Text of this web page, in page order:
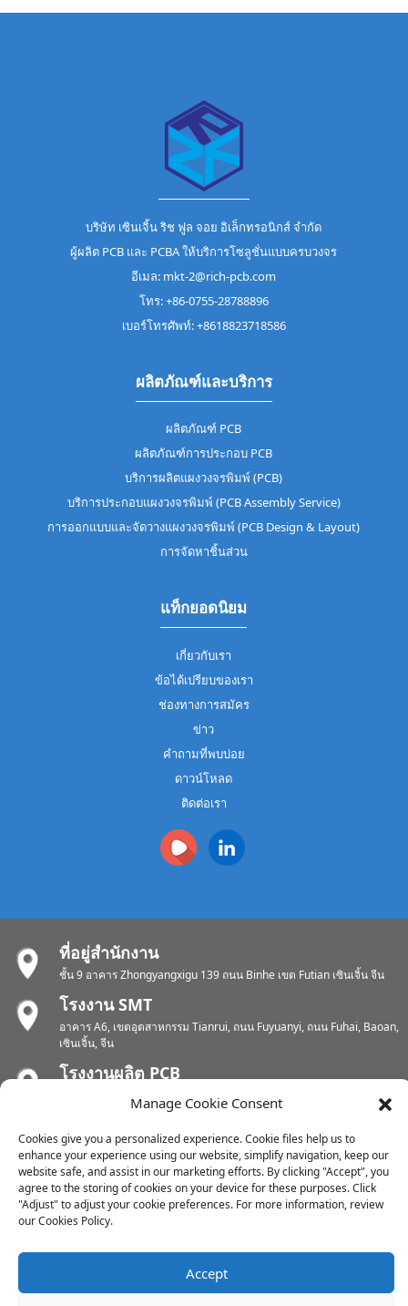
บริษัท เซินเจิ้น ริช ฟูล จอย อิเล็กทรอนิกส์ จำกัด
ผู้ผลิต PCB และ PCBA ให้บริการโซลูชั่นแบบครบวงจร
อีเมล: mkt-2@rich-pcb.com
โทร: +86-0755-28788896
เบอร์โทรศัพท์: +8618823718586
ผลิตภัณฑ์และบริการ
ผลิตภัณฑ์ PCB
ผลิตภัณฑ์การประกอบ PCB
บริการผลิตแผงวงจรพิมพ์ (PCB)
บริการประกอบแผงวงจรพิมพ์ (PCB Assembly Service)
การออกแบบและจัดวางแผงวงจรพิมพ์ (PCB Design & Layout)
การจัดหาชิ้นส่วน
แท็กยอดนิยม
เกี่ยวกับเรา
ข้อได้เปรียบของเรา
ช่องทางการสมัคร
ข่าว
คำถามที่พบบ่อย
ดาวน์โหลด
ติดต่อเรา
ที่อยู่สำนักงาน
ชั้น 9 อาคาร Zhongyangxigu 139 ถนน Binhe เขต Futian เซินเจิ้น จีน
โรงงาน SMT
อาคาร A6, เขตอุตสาหกรรม Tianrui, ถนน Fuyuanyi, ถนน Fuhai, Baoan,
เซินเจิ้น, จีน
โรงงานผลิต PCB
เขตอุตสาหกรรม Chunhui, ถนน Yunlin, เขต Xishan, อู๋ซี, มณฑลเจียงซู,
โรงงานผลิต PCB
เขตอุตสาหกรรมตงเจียง เมืองซุยโข่วตะวันออก เขตหุยเฉิง เมืองหุยโจว
ประเทศจีน
แผนผังเว็บไซต์--Resource
Manage Cookie Consent
Cookies give you a personalized experience. Cookie files help us to
enhance your experience using our website, simplify navigation, keep our
website safe, and assist in our marketing efforts. By clicking "Accept", you
agree to the storing of cookies on your device for these purposes. Click
"Adjust" to adjust your cookie preferences. For more information, review
our Cookies Policy.
Accept